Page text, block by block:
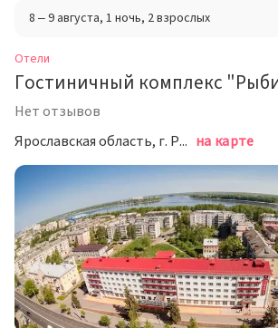
8 – 9 августа, 1 ночь, 2 взрослых
Отели
Гостиничный комплекс
Нет отзывов
Ярославская область, г. Рыбинск, ул. Крестовая, д. 120 на карте